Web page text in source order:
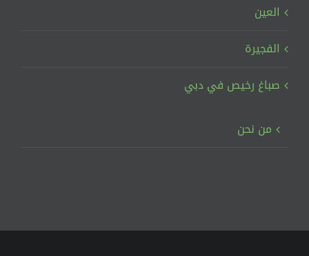
العين
الفجيرة
صباغ رخيص في دبي
من نحن